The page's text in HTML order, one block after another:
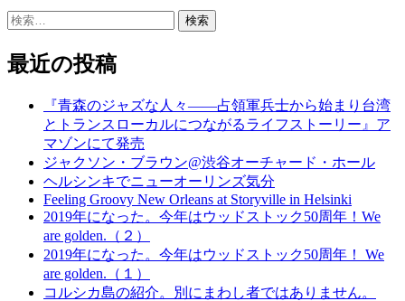
検
最近の投稿
『青森のジャズな人々――占領軍兵士から始まり台湾
とトランスローカルにつながるライフストーリー』ア
マゾンにて発売
ジャクソン・ブラウン@渋谷オーチャード・ホール
ヘルシンキでニューオーリンズ気分
Feeling Groovy New Orleans at Storyville in Helsinki
2019年になった。今年はウッドストック50周年！We
are golden.（２）
2019年になった。今年はウッドストック50周年！ We
are golden.（１）
コルシカ島の紹介。別にまわし者ではありません。